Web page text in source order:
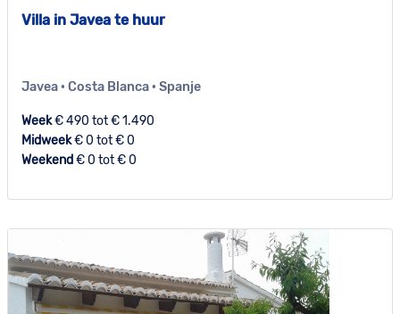
Villa in Javea te huur
Javea · Costa Blanca · Spanje
Week€ 490 tot € 1.490
Midweek€ 0 tot € 0
Weekend€ 0 tot € 0